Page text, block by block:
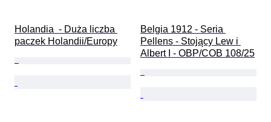
Holandia  - Duża liczba
paczek Holandii/Europy
Belgia 1912 - Seria
Pellens - Stojący Lew i
Albert I - OBP/COB 108/25